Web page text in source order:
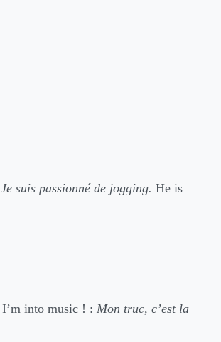
Je suis passionné de jogging. He is
I’m into music ! : Mon truc, c’est la